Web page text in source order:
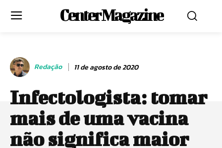
Center Magazine
Redação 11 de agosto de 2020
Infectologista: tomar
mais de uma vacina
não significa maior